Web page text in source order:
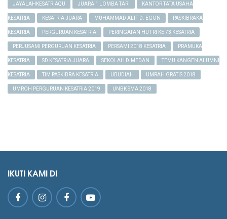
JAYALAHKESATRIAQU JUARA 1 LOMBA TARI KANTOR TATA USAHA
KESATRIA KESATRIA JUARA MUHAMMAD ALIF D. EGON PASKIBRAKA
KESATRIA PERGURUAN KESATRIA PERINGATAN HUT RI KE 73 KESATRIA
PERJUSAMI PERGURUAN KESATRIA PERSAMI 2018 KESATRIA PRAMUKA
KESATRIA SD KESATRIA JUARA SEKOLAH DIMEDAN TEMU KANGEN ALUMNI
KESATRIA TIM PASKIBRA KESATRIA UBUDIAH UMRAH GRATIS 2018
UMROH PERGURUAN KESATRIA 2019 UNBK SMA 2018
IKUTI KAMI DI